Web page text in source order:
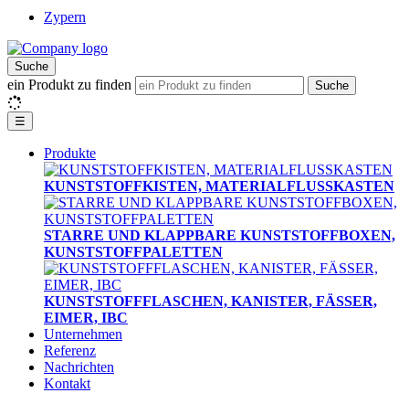
Zypern
Suche
ein Produkt zu finden Suche
☰
Produkte
KUNSTSTOFFKISTEN, MATERIALFLUSSKASTEN
STARRE UND KLAPPBARE KUNSTSTOFFBOXEN,
KUNSTSTOFFPALETTEN
KUNSTSTOFFFLASCHEN, KANISTER, FÄSSER,
EIMER, IBC
Unternehmen
Referenz
Nachrichten
Kontakt